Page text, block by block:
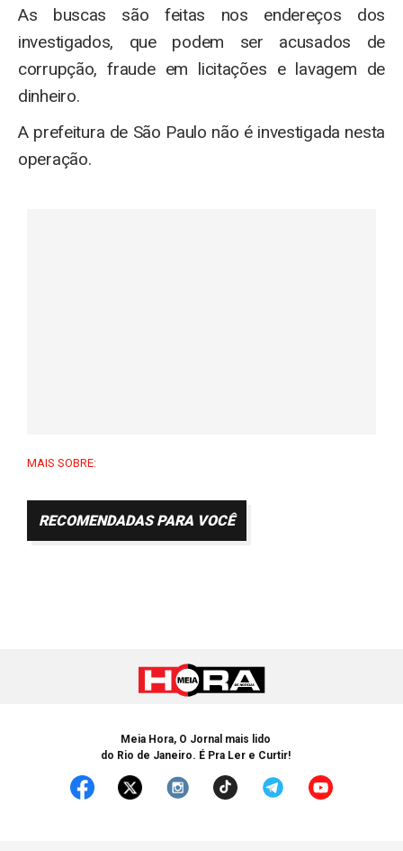
As buscas são feitas nos endereços dos
investigados, que podem ser acusados de
corrupção, fraude em licitações e lavagem de
dinheiro.
A prefeitura de São Paulo não é investigada nesta
operação.
MAIS SOBRE:
RECOMENDADAS PARA VOCÊ
Meia Hora, O Jornal mais lido
do Rio de Janeiro. É Pra Ler e Curtir!